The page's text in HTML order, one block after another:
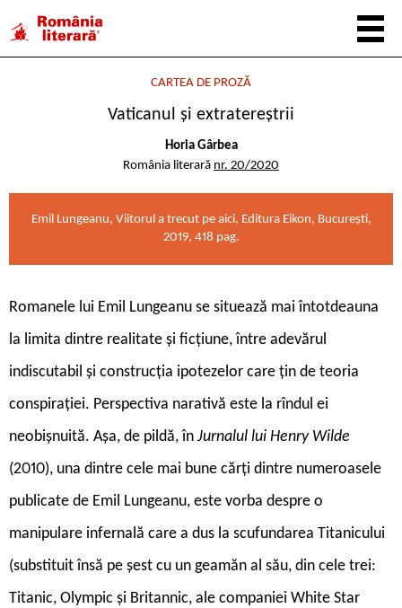
CARTEA DE PROZĂ
Vaticanul și extratereștrii
Horia Gârbea
România literară nr. 20/2020
Emil Lungeanu, Viitorul a trecut pe aici, Editura Eikon, București,
2019, 418 pag.
Romanele lui Emil Lungeanu se situează mai întotdeauna
la limita dintre realitate și ficțiune, între adevărul
indiscutabil și construcția ipotezelor care țin de teoria
conspirației. Perspectiva narativă este la rîndul ei
neobișnuită. Așa, de pildă, în Jurnalul lui Henry Wilde
(2010), una dintre cele mai bune cărți dintre numeroasele
publicate de Emil Lungeanu, este vorba despre o
manipulare infernală care a dus la scufundarea Titanicului
(substituit însă pe șest cu un geamăn al său, din cele trei:
Titanic, Olympic și Britannic, ale companiei White Star